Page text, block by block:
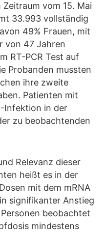
vom 15. Mai
33.993 vollständig
49% Frauen, mit
von 47 Jahren
RT-PCR Test auf
Probanden mussten
ihre zweite
Patienten mit
Infektion in der
zu beobachtenden
Relevanz dieser
heißt es in der
mit dem mRNA
signifikanter Anstieg
beobachtet
mindestens